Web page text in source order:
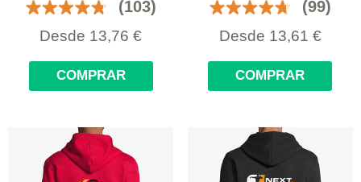
(103)
Desde 13,76 €
COMPRAR
(99)
Desde 13,61 €
COMPRAR